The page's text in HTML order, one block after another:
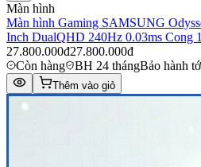
Màn hình
Màn hình Gaming SAMSUNG
Inch DualQHD 240Hz 0.03ms Cong
27.800.000đ27.800.000đ
Còn hàng
BH 24 thángBảo hành
Thêm vào giỏ